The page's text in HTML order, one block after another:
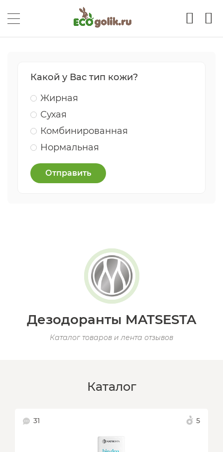
Какой у Вас тип кожи?
Жирная
Сухая
Комбинированная
Нормальная
Отправить
Дезодоранты MATSESTA
Каталог товаров и лента отзывов
Каталог
31 5